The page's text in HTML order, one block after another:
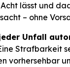
lässt und
– ohne
Strafbarkeit
vorhersehbar